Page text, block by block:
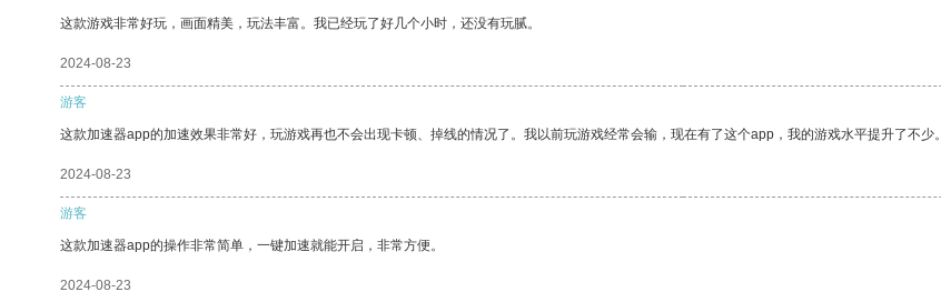
这款游戏非常好玩，画面精美，玩法丰富。我已经玩了好几个小时，还没有玩腻。
2024-08-23
游客
这款加速器app的加速效果非常好，玩游戏再也不会出现卡顿、掉线的情况了。我以前玩游戏经常会输，现在有了这个app，我的游戏水平提升了不少。
2024-08-23
游客
这款加速器app的操作非常简单，一键加速就能开启，非常方便。
2024-08-23